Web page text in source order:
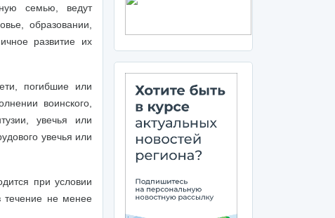
семью, ведут
образовании,
развитие их
погибшие или
воинского,
увечья или
увечья или
при условии
течение не менее